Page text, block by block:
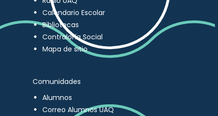
Calendario Escolar
Bibliotecas
Contraloría Social
Mapa de sitio
Comunidades
Alumnos
Correo Alumnos UAQ